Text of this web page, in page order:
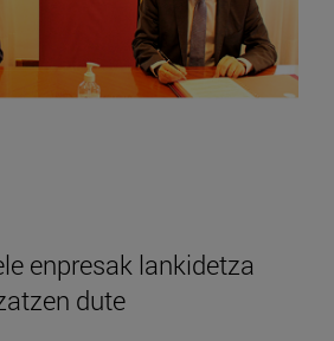
enpresak lankidetza
dute